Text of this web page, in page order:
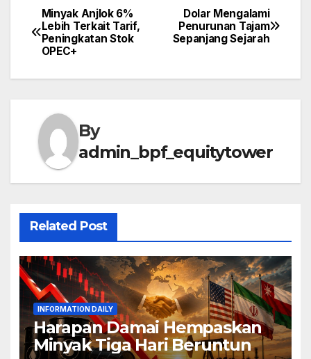
Post
navigation
Dolar Mengalami
Penurunan Tajam
Sepanjang Sejarah
Minyak Anjlok 6%
Lebih Terkait Tarif,
Peningkatan Stok
OPEC+
By
admin_bpf_equitytower
Related Post
INFORMATION DAILY
Harapan Damai Hempaskan
Minyak Tiga Hari Beruntun